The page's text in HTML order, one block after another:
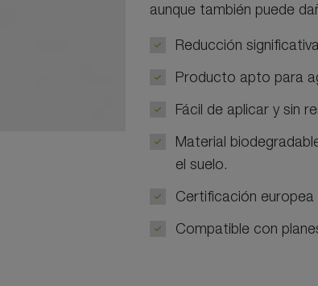
aunque también puede
Reducción
Producto apto para
Fácil de aplicar y sin
Material
el suelo.
Certificación europea
Compatible con